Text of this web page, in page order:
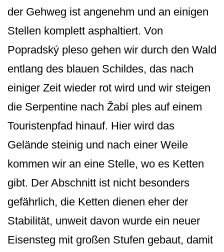
der Gehweg ist angenehm und an einigen
Stellen komplett asphaltiert. Von
Popradský pleso gehen wir durch den Wald
entlang des blauen Schildes, das nach
einiger Zeit wieder rot wird und wir steigen
die Serpentine nach Žabí ples auf einem
Touristenpfad hinauf. Hier wird das
Gelände steinig und nach einer Weile
kommen wir an eine Stelle, wo es Ketten
gibt. Der Abschnitt ist nicht besonders
gefährlich, die Ketten dienen eher der
Stabilität, unweit davon wurde ein neuer
Eisensteg mit großen Stufen gebaut, damit